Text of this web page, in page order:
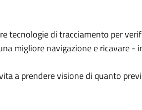
tecnologie di tracciamento per
migliore navigazione e ricavare -
a prendere visione di quanto